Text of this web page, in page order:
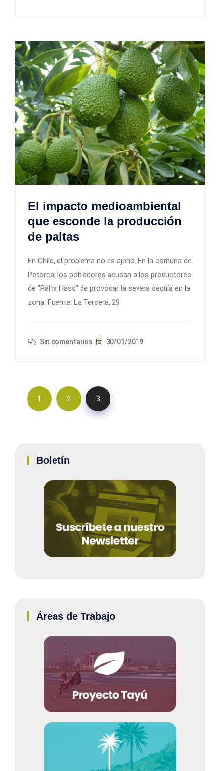
El impacto medioambiental
que esconde la producción
de paltas
En Chile, el problema no es ajeno. En la comuna de
Petorca, los pobladores acusan a los productores
de "Palta Hass" de provocar la severa sequía en la
zona. Fuente: La Tercera, 29
Sin comentarios 30/01/2019
1 2 3
Boletín
Áreas de Trabajo